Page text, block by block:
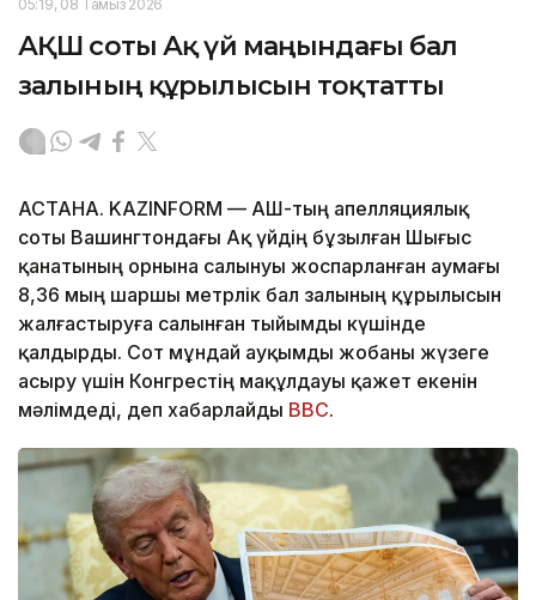
05:19, 08 Тамыз 2026
АҚШ соты Ақ үй маңындағы бал
залының құрылысын тоқтатты
АСТАНА. KAZINFORM — АҚШ-тың апелляциялық
соты Вашингтондағы Ақ үйдің бұзылған Шығыс
қанатының орнына салынуы жоспарланған аумағы
8,36 мың шаршы метрлік бал залының құрылысын
жалғастыруға салынған тыйымды күшінде
қалдырды. Сот мұндай ауқымды жобаны жүзеге
асыру үшін Конгрестің мақұлдауы қажет екенін
мәлімдеді, деп хабарлайды BBC.